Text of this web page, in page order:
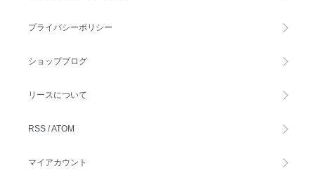
プライバシーポリシー
ショップブログ
リースについて
RSS /ATOM
マイアカウント